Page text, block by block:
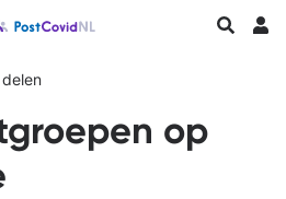
Longfonds homepageZoeken
op